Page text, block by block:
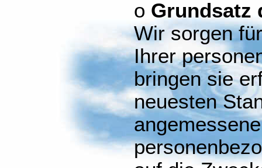
o Grundsatz
Wir sorgen
Ihrer
bringen sie
neuesten